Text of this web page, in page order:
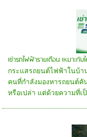
เช่ารถไฟฟ้ารายเดือน เหมาะกับ
กระแสรถยนต์ไฟฟ้าในบ้า
คนที่กำลังมองหารถยนต์คั
หรือเปล่า แต่ด้วยความที่เ